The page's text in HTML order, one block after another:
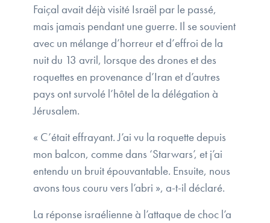
Faiçal avait déjà visité Israël par le passé,
mais jamais pendant une guerre. Il se souvient
avec un mélange d’horreur et d’effroi de la
nuit du 13 avril, lorsque des drones et des
roquettes en provenance d’Iran et d’autres
pays ont survolé l’hôtel de la délégation à
Jérusalem.
« C’était effrayant. J’ai vu la roquette depuis
mon balcon, comme dans ‘Starwars’, et j’ai
entendu un bruit épouvantable. Ensuite, nous
avons tous couru vers l’abri », a-t-il déclaré.
La réponse israélienne à l’attaque de choc l’a